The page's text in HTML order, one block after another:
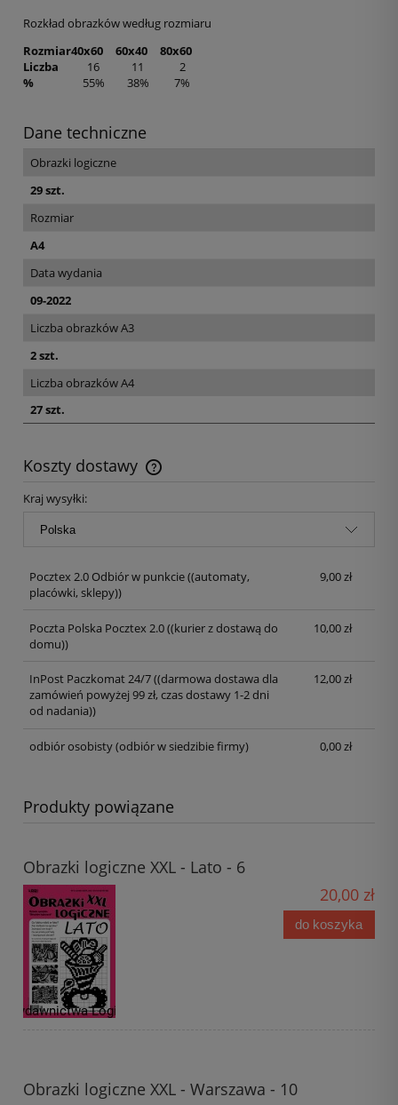
Rozkład obrazków według rozmiaru
Rozmiar40x60 60x40
80x60
Liczba
16 11
2
%
55% 38% 7%
Dane techniczne
Obrazki logiczne
29 szt.
Rozmiar
A4
Data wydania
09-2022
Liczba obrazków A3
2 szt.
Liczba obrazków A4
27 szt.
Koszty dostawy
Kraj wysyłki:
Pocztex 2.0 Odbiór w punkcie((automaty,
placówki, sklepy))
9,00 zł
Poczta Polska Pocztex 2.0((kurier z dostawą do
domu))
10,00 zł
InPost Paczkomat 24/7((darmowa dostawa dla
zamówień powyżej 99 zł, czas dostawy 1-2 dni
od nadania))
12,00 zł
odbiór osobisty(odbiór w siedzibie firmy) 0,00 zł
Produkty powiązane
Obrazki logiczne XXL - Lato - 6
20,00 zł
do koszyka
Obrazki logiczne XXL - Warszawa - 10